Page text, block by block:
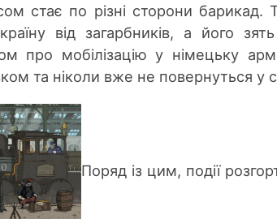
стає по різні сторони барикад.
від загарбників, а його
про мобілізацію у німецьку
та ніколи вже не повернуться у
Поряд із цим, події